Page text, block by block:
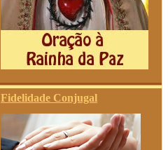
Fidelidade Conjugal